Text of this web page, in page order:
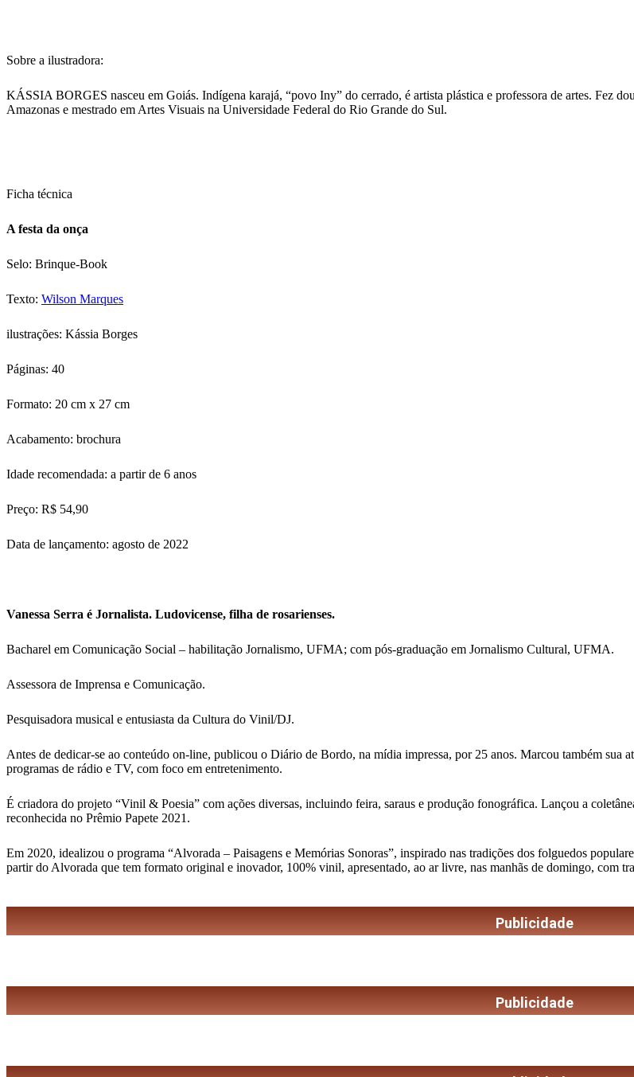
Sobre a ilustradora:
KÁSSIA BORGES nasceu em Goiás. Indígena karajá, “povo Iny” do cerrado, é artista plástica e professora de artes. Fez
Amazonas e mestrado em Artes Visuais na Universidade Federal do Rio Grande do Sul.
Ficha técnica
A festa da onça
Selo: Brinque-Book
Texto: Wilson Marques
ilustrações: Kássia Borges
Páginas: 40
Formato: 20 cm x 27 cm
Acabamento: brochura
Idade recomendada: a partir de 6 anos
Preço: R$ 54,90
Data de lançamento: agosto de 2022
Vanessa Serra é Jornalista. Ludovicense, filha de rosarienses.
Bacharel em Comunicação Social – habilitação Jornalismo, UFMA; com pós-graduação em Jornalismo Cultural, UFMA.
Assessora de Imprensa e Comunicação.
Pesquisadora musical e entusiasta da Cultura do Vinil/DJ.
Antes de dedicar-se ao conteúdo on-line, publicou o Diário de Bordo, na mídia impressa, por 25 anos. Marcou também sua
programas de rádio e TV, com foco em entretenimento.
É criadora do projeto “Vinil & Poesia” com ações diversas, incluindo feira, saraus e produção fonográfica. Lançou a
reconhecida no Prêmio Papete 2021.
Em 2020, idealizou o programa “Alvorada – Paisagens e Memórias Sonoras”, inspirado nas tradições dos folguedos
partir do Alvorada que tem formato original e inovador, 100% vinil, apresentado, ao ar livre, nas manhãs de domingo, com
Publicidade
Publicidade